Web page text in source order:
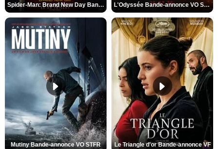
Spider-Man: Brand New Day Bande-annonce VO STFR L'Odyssée Bande-annonce VO STFR
Mutiny Bande-annonce VO STFR Le Triangle d'or Bande-annonce VF